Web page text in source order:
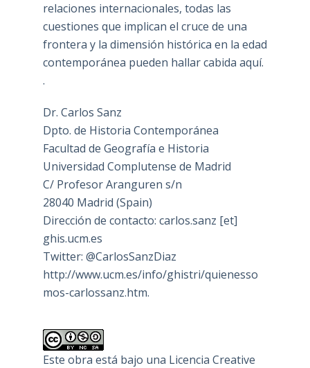
relaciones internacionales, todas las
cuestiones que implican el cruce de una
frontera y la dimensión histórica en la edad
contemporánea pueden hallar cabida aquí.
.
Dr. Carlos Sanz
Dpto. de Historia Contemporánea
Facultad de Geografía e Historia
Universidad Complutense de Madrid
C/ Profesor Aranguren s/n
28040 Madrid (Spain)
Dirección de contacto: carlos.sanz [et]
ghis.ucm.es
Twitter: @CarlosSanzDiaz
http://www.ucm.es/info/ghistri/quienesso
mos-carlossanz.htm.
Este obra está bajo una Licencia Creative